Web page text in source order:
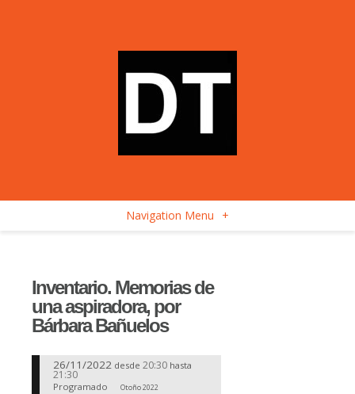
Navigation Menu +
Inventario. Memorias de
una aspiradora, por
Bárbara Bañuelos
26/11/2022 desde 20:30 hasta
21:30
Programado
Otoño 2022